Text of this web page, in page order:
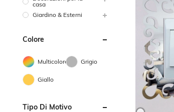
casa
Giardino & Esterni
Colore
Multicolore Grigio
Giallo
Tipo Di Motivo